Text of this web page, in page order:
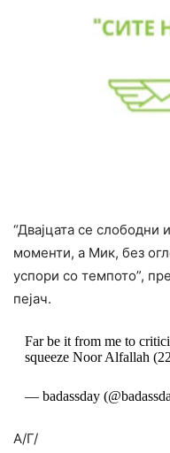
“Двајцата се слободни
моменти, а Мик, без
успори со темпото”,
пејач.
Far be it from me to
squeeze Noor Alfallah
— badassday
А/Г/